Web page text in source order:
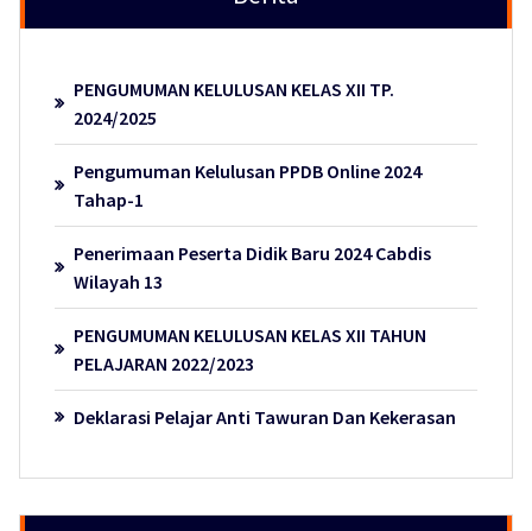
PENGUMUMAN KELULUSAN KELAS XII TP.
2024/2025
Pengumuman Kelulusan PPDB Online 2024
Tahap-1
Penerimaan Peserta Didik Baru 2024 Cabdis
Wilayah 13
PENGUMUMAN KELULUSAN KELAS XII TAHUN
PELAJARAN 2022/2023
Deklarasi Pelajar Anti Tawuran Dan Kekerasan